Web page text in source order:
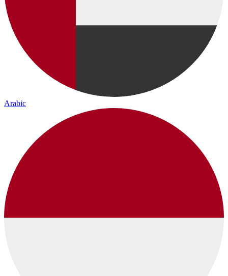
Arabic